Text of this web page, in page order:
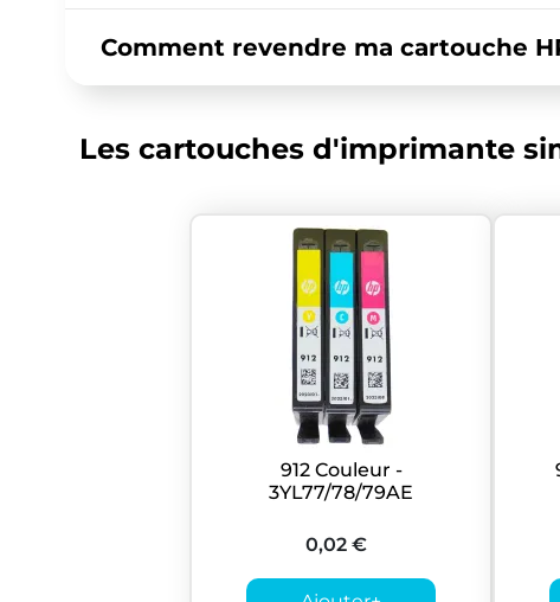
Comment revendre ma cartouche
Les cartouches d'imprimante
912 Couleur -
3YL77/78/79AE
0,02 €